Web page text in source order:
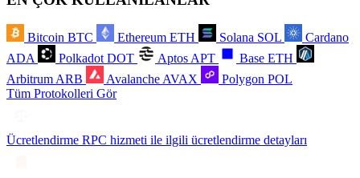
Bitcoin BTC Ethereum ETH Solana SOL
Cardano
ADA
Polkadot DOT Aptos APT Base ETH
Arbitrum ARB Avalanche AVAX Polygon POL
Tüm Protokolleri Gör
Ücretlendirme RPC hizmeti ile ilgili ücretlendirme detayları